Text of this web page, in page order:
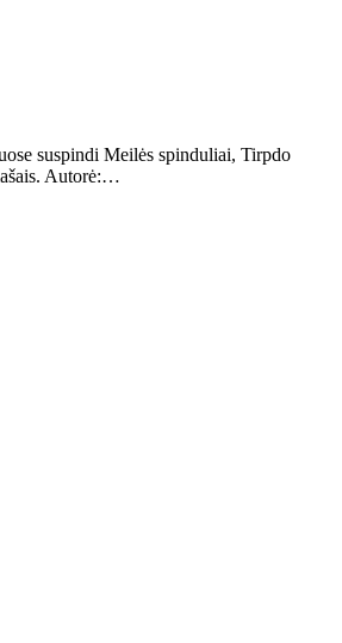
suspindi Meilės spinduliai, Tirpdo
Autorė:…